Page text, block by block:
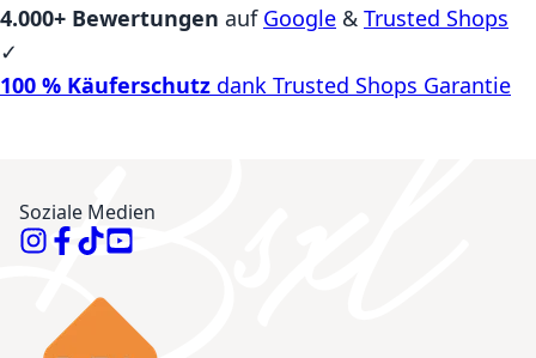
4.000+ Bewertungen auf Google & Trusted Shops
✓
100 % Käuferschutz dank Trusted Shops Garantie
Soziale Medien